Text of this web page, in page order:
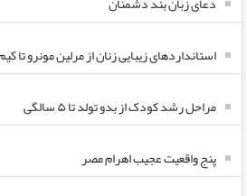
استانداردهای زیبایی زنان از مرلین مونرو تا
مراحل رشد کودک از بدو تولد تا ۵ سالگی
پنج واقعیت عجیب اهرام مصر